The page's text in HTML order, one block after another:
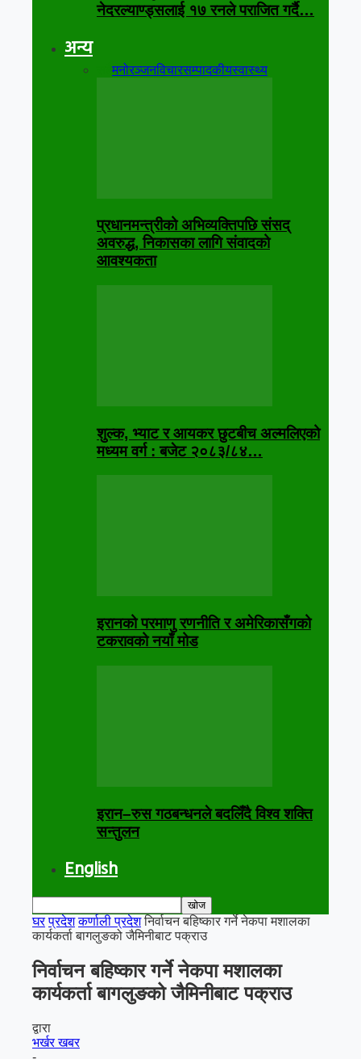
नेदरल्याण्ड्सलाई १७ रनले पराजित गर्दै…
अन्य
सबैमनोरञ्जनविचारसम्पादकीयस्वास्थ्य
प्रधानमन्त्रीको अभिव्यक्तिपछि संसद्
अवरुद्ध, निकासका लागि संवादको
आवश्यकता
शुल्क, भ्याट र आयकर छुटबीच अल्मलिएको
मध्यम वर्ग : बजेट २०८३/८४…
इरानको परमाणु रणनीति र अमेरिकासँगको
टकरावको नयाँ मोड
इरान–रुस गठबन्धनले बदलिँदै विश्व शक्ति
सन्तुलन
English
घर प्रदेश कर्णाली प्रदेश निर्वाचन बहिष्कार गर्ने नेकपा मशालका
कार्यकर्ता बागलुङको जैमिनीबाट पक्राउ
निर्वाचन बहिष्कार गर्ने नेकपा मशालका
कार्यकर्ता बागलुङको जैमिनीबाट पक्राउ
द्वारा
भर्खर खबर